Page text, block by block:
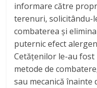
informare către
terenuri, solicitându-
combaterea și
puternic efect
Cetățenilor le-au fost
metode de
sau mecanică înainte